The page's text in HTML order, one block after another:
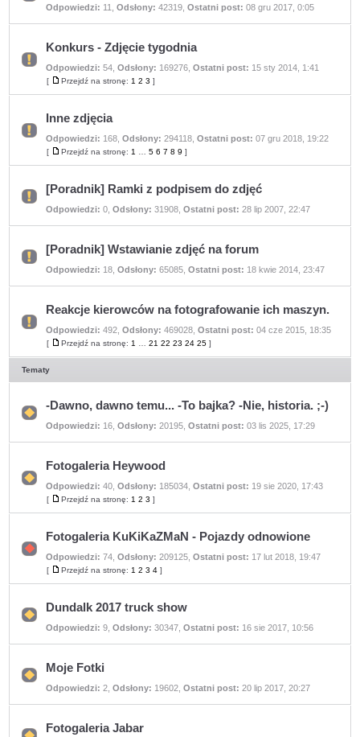
Nie
nieprzeczytanych
Odpowiedzi: 11 ,Odsłony: 42319 ,Ostatni post: 08 gru 2017, 0:05
Nie
ma
postów
Konkurs - Zdjęcie tygodnia
Odpowiedzi: 54 ,Odsłony: 169276 ,Ostatni post: 15 sty 2014, 1:41
[
Przejdź
na
Przejdź na stronę: 1 2 3 ]
Nie
ma
postów
Inne zdjęcia
Odpowiedzi: 168 ,Odsłony: 294118 ,Ostatni post: 07 gru 2018, 19:22
[
Przejdź
na
Przejdź na stronę: 1 …5 6 7 8 9 ]
Nie
nieprzeczytanych
[Poradnik] Ramki z podpisem do zdjęć
Odpowiedzi: 0 ,Odsłony: 31908 ,Ostatni post: 28 lip 2007, 22:47
Nie
nieprzeczytanych
[Poradnik] Wstawianie zdjęć na forum
Odpowiedzi: 18 ,Odsłony: 65085 ,Ostatni post: 18 kwie 2014, 23:47
Nie
ma
postów
Reakcje kierowców na fotografowanie ich maszyn.
Odpowiedzi: 492 ,Odsłony: 469028 ,Ostatni post: 04 cze 2015, 18:35
[
Przejdź
na
Przejdź na stronę: 1 …21 22 23 24 25 ]
Tematy
Nie
nieprzeczytanych
-Dawno, dawno temu... -To bajka? -Nie, historia. ;-)
Odpowiedzi: 16 ,Odsłony: 20195 ,Ostatni post: 03 lis 2025, 17:29
Nie
ma
postów
Fotogaleria Heywood
Odpowiedzi: 40 ,Odsłony: 185034 ,Ostatni post: 19 sie 2020, 17:43
[
Przejdź
na
Przejdź na stronę: 1 2 3 ]
Nie
ma
postów
Fotogaleria KuKiKaZMaN - Pojazdy odnowione
Odpowiedzi: 74 ,Odsłony: 209125 ,Ostatni post: 17 lut 2018, 19:47
[
Przejdź
na
Przejdź na stronę: 1 2 3 4 ]
Nie
nieprzeczytanych
Dundalk 2017 truck show
Odpowiedzi: 9 ,Odsłony: 30347 ,Ostatni post: 16 sie 2017, 10:56
Nie
nieprzeczytanych
Moje Fotki
Odpowiedzi: 2 ,Odsłony: 19602 ,Ostatni post: 20 lip 2017, 20:27
Fotogaleria Jabar